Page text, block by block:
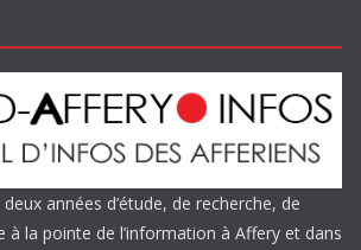
années d’étude, de recherche, de
à la pointe de l’information à Affery et dans